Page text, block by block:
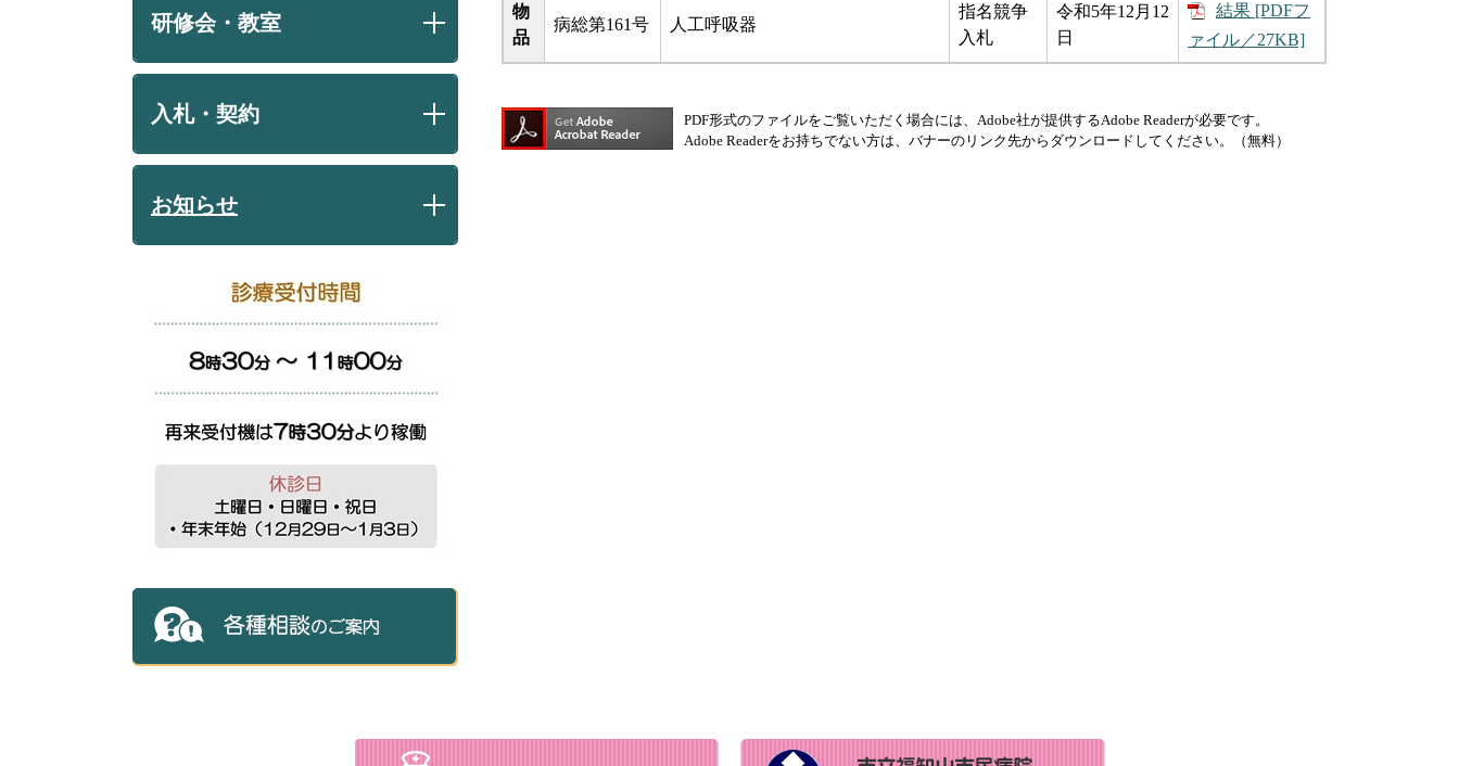
物
品
病総第161号 人工呼吸器
指名競争
入札
令和5年12月12
日
結果 [PDFフ
ァイル／27KB]
PDF形式のファイルをご覧いただく場合には、Adobe社が提供するAdobe Readerが必要です。
Adobe Readerをお持ちでない方は、バナーのリンク先からダウンロードしてください。（無料）
研修会・教室
入札・契約
お知らせ